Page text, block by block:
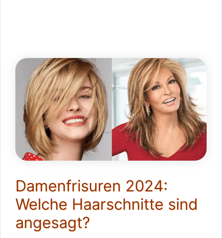
Damenfrisuren 2024:
Welche Haarschnitte sind
angesagt?